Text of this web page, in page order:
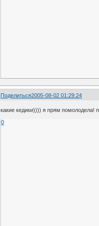
Поделиться2005-08-02 01:29:24
какие кедики)))) я прям помолодела!
0